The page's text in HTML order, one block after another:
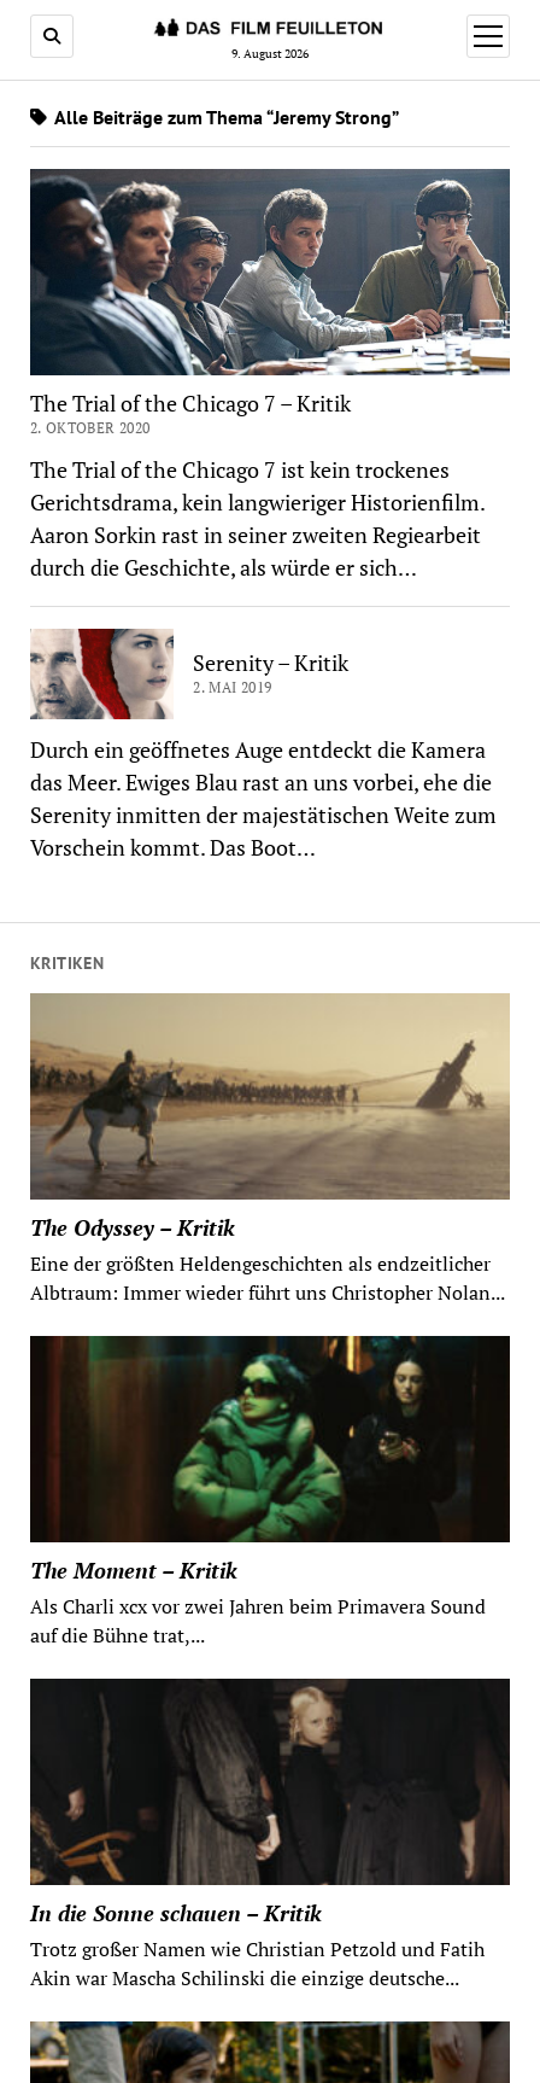
9. August 2026
Menü
öffnen
KRITIKEN
The Odyssey – Kritik
Eine der größten Heldengeschichten als endzeitlicher
Albtraum: Immer wieder führt uns Christopher Nolan...
The Moment – Kritik
Als Charli xcx vor zwei Jahren beim Primavera Sound
auf die Bühne trat,...
In die Sonne schauen – Kritik
Trotz großer Namen wie Christian Petzold und Fatih
Akin war Mascha Schilinski die einzige deutsche...
Alle Beiträge zum Thema “Jeremy Strong”
The Trial of the Chicago 7 – Kritik
2. OKTOBER 2020
The Trial of the Chicago 7 ist kein trockenes
Gerichtsdrama, kein langwieriger Historienfilm.
Aaron Sorkin rast in seiner zweiten Regiearbeit
durch die Geschichte, als würde er sich…
Serenity – Kritik
2. MAI 2019
Durch ein geöffnetes Auge entdeckt die Kamera
das Meer. Ewiges Blau rast an uns vorbei, ehe die
Serenity inmitten der majestätischen Weite zum
Vorschein kommt. Das Boot…